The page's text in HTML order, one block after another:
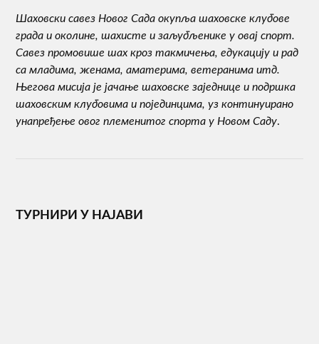
Шаховски савез Новог Сада окупља шаховске клубове
града и околине, шахисте и заљубљенике у овај спорт.
Савез промовише шах кроз такмичења, едукацију и рад
са младима, женама, аматерима, ветеранима итд.
Његова мисија је јачање шаховске заједнице и подршка
шаховским клубовима и појединцима, уз континуирано
унапређење овог племенитог спорта у Новом Саду.
ТУРНИРИ У НАЈАВИ